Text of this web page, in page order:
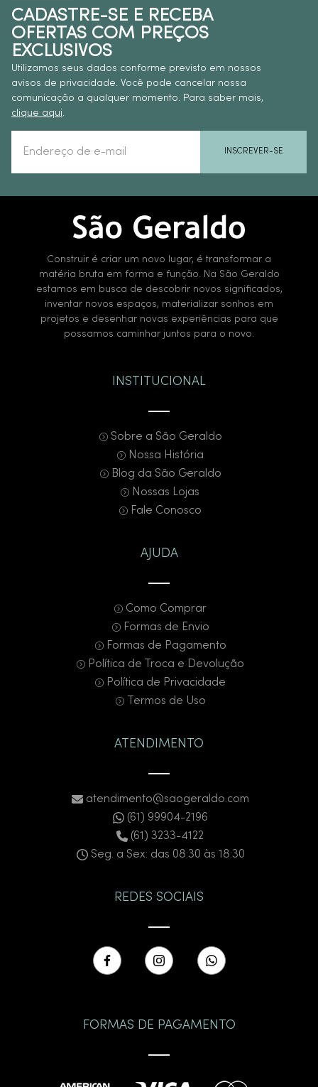
CADASTRE-SE E RECEBA
OFERTAS COM PREÇOS
EXCLUSIVOS
Utilizamos seus dados conforme previsto em nossos
avisos de privacidade. Você pode cancelar nossa
comunicação a qualquer momento. Para saber mais,
clique aqui
INSCREVER-SE
Construir é criar um novo lugar, é transformar a
matéria bruta em forma e função. Na São Geraldo
estamos em busca de descobrir novos significados,
inventar novos espaços, materializar sonhos em
projetos e desenhar novas experiências para que
possamos caminhar juntos para o novo.
INSTITUCIONAL
Sobre a São Geraldo
Nossa História
Blog da São Geraldo
Nossas Lojas
Fale Conosco
AJUDA
Como Comprar
Formas de Envio
Formas de Pagamento
Política de Troca e Devolução
Política de Privacidade
Termos de Uso
ATENDIMENTO
atendimento@saogeraldo.com
(61) 99904-2196
(61) 3233-4122
Seg. a Sex: das 08:30 às 18:30
REDES SOCIAIS
FORMAS DE PAGAMENTO